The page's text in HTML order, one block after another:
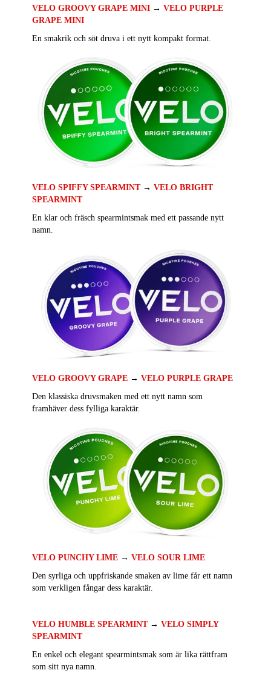
VELO GROOVY GRAPE MINI→ VELO PURPLE
GRAPE MINI
En smakrik och söt druva i ett nytt kompakt format.
VELO SPIFFY SPEARMINT→ VELO BRIGHT
SPEARMINT
En klar och fräsch spearmintsmak med ett passande nytt
namn.
VELO GROOVY GRAPE→ VELO PURPLE GRAPE
Den klassiska druvsmaken med ett nytt namn som
framhäver dess fylliga karaktär.
VELO PUNCHY LIME→ VELO SOUR LIME
Den syrliga och uppfriskande smaken av lime får ett namn
som verkligen fångar dess karaktär.
VELO HUMBLE SPEARMINT→ VELO SIMPLY
SPEARMINT
En enkel och elegant spearmintsmak som är lika rättfram
som sitt nya namn.